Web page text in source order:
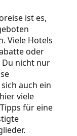
ist es,
Viele Hotels
oder
Du nicht nur
auch ein
viele
für eine